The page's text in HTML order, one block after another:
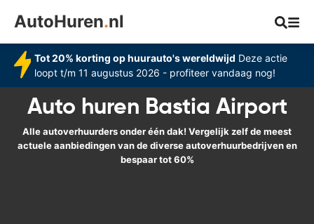
AutoHuren.nl
Tot 20% korting op huurauto's wereldwijd Deze actie
loopt t/m 11 augustus 2026 - profiteer vandaag nog!
Auto huren Bastia Airport
Alle autoverhuurders onder één dak! Vergelijk zelf de meest
actuele aanbiedingen van de diverse autoverhuurbedrijven en
bespaar tot 60%